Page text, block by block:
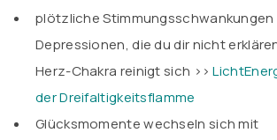
plötzliche Stimmungsschwankungen
Depressionen, die du dir nicht
Herz-Chakra reinigt sich >>
der Dreifaltigkeitsflamme
Glücksmomente wechseln sich mit